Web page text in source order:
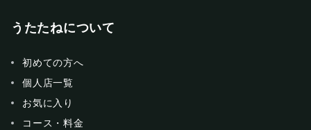
うたたねについて
初めての方へ
個人店一覧
お気に入り
コース・料金